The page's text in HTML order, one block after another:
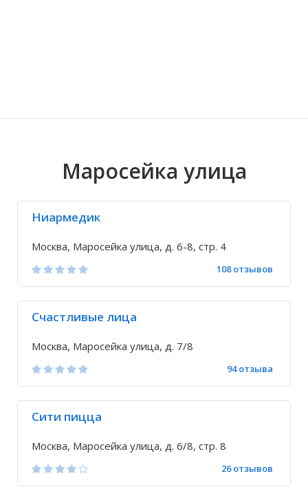
Маросейка улица
Ниармедик
Москва, Маросейка улица, д. 6-8, стр. 4
108 отзывов
Счастливые лица
Москва, Маросейка улица, д. 7/8
94 отзыва
Сити пицца
Москва, Маросейка улица, д. 6/8, стр. 8
26 отзывов